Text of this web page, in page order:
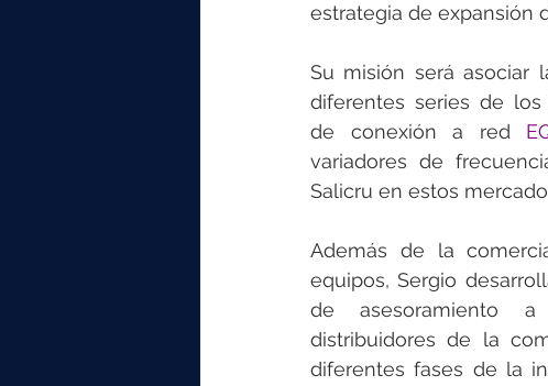
elektrotools-P065000 elektrotools-
estrategia de expansión
Su misión será asociar
diferentes series de los
de conexión a red
variadores de
Salicru en estos
Además de la
equipos, Sergio
de asesoramiento
distribuidores de la
diferentes fases de la